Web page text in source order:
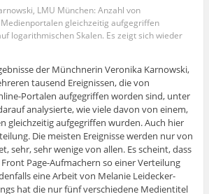
LMU München: Anzahl von
Medienportalen gleichzeitig aufgegriffen
logarithmischen Skalen. Es zeigt sich wieder
der Münchnerin Veronika Karnowski,
tausend Ereignissen, die von
Portalen aufgegriffen worden sind, unter
analysierte, wie viele davon von einem,
gleichzeitig aufgegriffen wurden. Auch hier
Die meisten Ereignisse werden nur von
sehr, sehr wenige von allen. Es scheint, dass
Page-Aufmachern so einer Verteilung
eine Arbeit von Melanie Leidecker-
hat die nur fünf verschiedene Medientitel